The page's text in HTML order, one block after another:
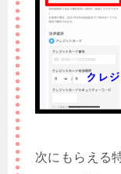
次にもらえる